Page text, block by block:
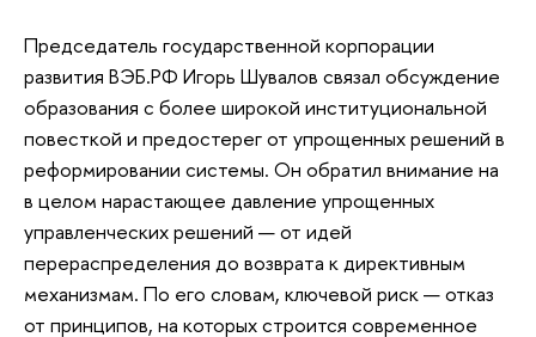
Председатель государственной корпорации
развития ВЭБ.РФ Игорь Шувалов связал обсуждение
образования с более широкой институциональной
повесткой и предостерег от упрощенных решений в
реформировании системы. Он обратил внимание на
в целом нарастающее давление упрощенных
управленческих решений — от идей
перераспределения до возврата к директивным
механизмам. По его словам, ключевой риск — отказ
от принципов, на которых строится современное